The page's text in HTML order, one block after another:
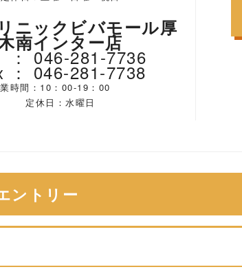
ニックビバモール厚
南インター店
： 046-281-7736
： 046-281-7738
時間：10：00-19：00
定休日：水曜日
ントリー